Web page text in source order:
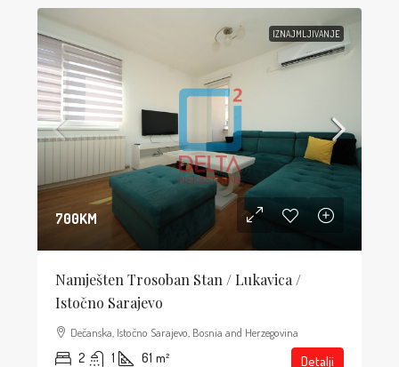
IZNAJMLJIVANJE
700KM
Namješten Trosoban Stan / Lukavica /
Istočno Sarajevo
Dečanska, Istočno Sarajevo, Bosnia and Herzegovina
2 1 61 m² Detalji